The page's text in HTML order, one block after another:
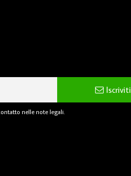
Iscriviti
nelle note legali.